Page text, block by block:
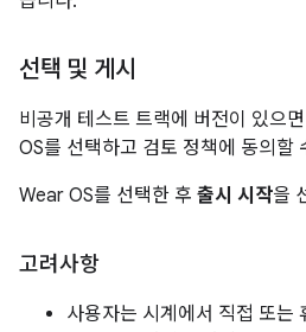
선택 및 게시
비공개 테스트 트랙에 버전이 있으면
OS를 선택하고 검토 정책에 동의할
Wear OS를 선택한 후 출시 시작을
고려사항
사용자는 시계에서 직접 또는